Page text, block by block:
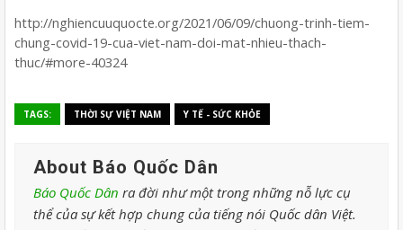
http://nghiencuuquocte.org/2021/06/09/chuong-trinh-tiem-
chung-covid-19-cua-viet-nam-doi-mat-nhieu-thach-
thuc/#more-40324
TAGS: THỜI SỰ VIỆT NAM Y TẾ - SỨC KHỎE
About Báo Quốc Dân
Báo Quốc Dân ra đời như một trong những nỗ lực cụ
thể của sự kết hợp chung của tiếng nói Quốc dân Việt.